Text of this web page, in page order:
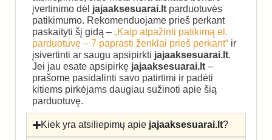
įvertinimo dėl jajaaksesuarai.lt parduotuvės
patikimumo. Rekomenduojame prieš perkant
paskaityti šį gidą – „Kaip atpažinti patikimą el.
parduotuvę – 7 paprasti ženklai prieš perkant“ ir
įsivertinti ar saugu apsipirkti jajaaksesuarai.lt.
Jei jau esate apsipirkę jajaaksesuarai.lt –
prašome pasidalinti savo patirtimi ir padėti
kitiems pirkėjams daugiau sužinoti apie šią
parduotuvę.
Kiek yra atsiliepimų apie jajaaksesuarai.lt?